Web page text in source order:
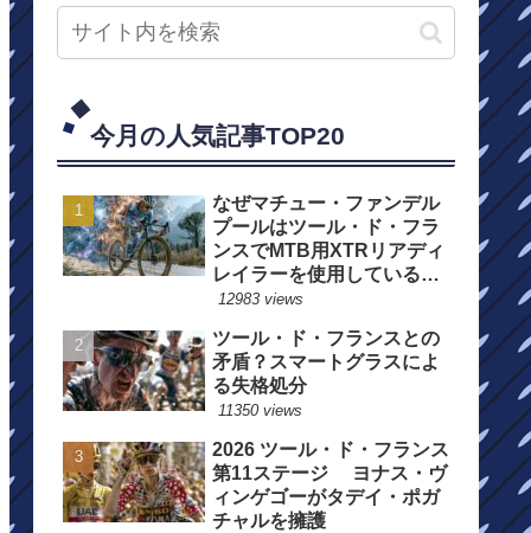
今月の人気記事TOP20
なぜマチュー・ファンデル
プールはツール・ド・フラ
ンスでMTB用XTRリアディ
レイラーを使用しているの
か？
12983 views
ツール・ド・フランスとの
矛盾？スマートグラスによ
る失格処分
11350 views
2026 ツール・ド・フランス
第11ステージ ヨナス・ヴ
ィンゲゴーがタデイ・ポガ
チャルを擁護